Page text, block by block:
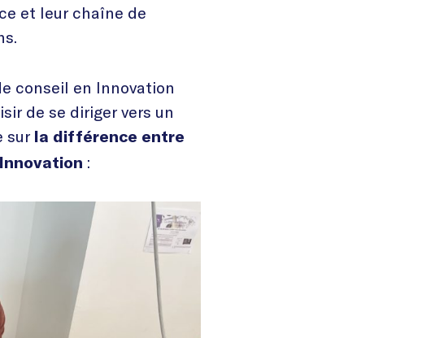
et leur chaîne de
conseil en Innovation
de se diriger vers un
sur la différence entre
: